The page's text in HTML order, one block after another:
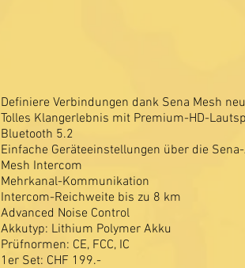
Definiere Verbindungen dank Sena Mesh neu
Tolles Klangerlebnis mit Premium-HD-
Bluetooth 5.2
Einfache Geräteeinstellungen über die
Mesh Intercom
Mehrkanal-Kommunikation
Intercom-Reichweite bis zu 8 km
Advanced Noise Control
Akkutyp: Lithium Polymer Akku
Prüfnormen: CE, FCC, IC
1er Set: CHF 199.-